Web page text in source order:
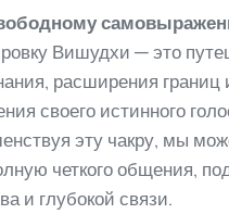
Вишудхи — это
расширения границ
своего истинного
эту чакру, мы
четкого общения,
и глубокой связи.